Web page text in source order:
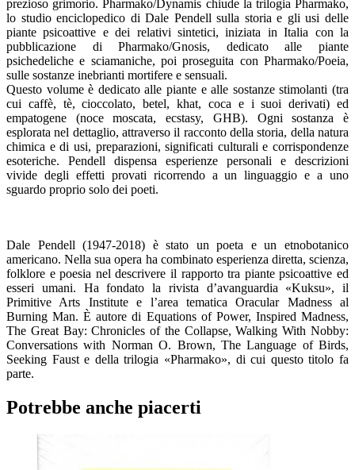
prezioso grimorio. Pharmako/Dynamis chiude la trilogia Pharmako,
lo studio enciclopedico di Dale Pendell sulla storia e gli usi delle
piante psicoattive e dei relativi sintetici, iniziata in Italia con la
pubblicazione di Pharmako/Gnosis, dedicato alle piante
psichedeliche e sciamaniche, poi proseguita con Pharmako/Poeia,
sulle sostanze inebrianti mortifere e sensuali.
Questo volume è dedicato alle piante e alle sostanze stimolanti (tra
cui caffè, tè, cioccolato, betel, khat, coca e i suoi derivati) ed
empatogene (noce moscata, ecstasy, GHB). Ogni sostanza è
esplorata nel dettaglio, attraverso il racconto della storia, della natura
chimica e di usi, preparazioni, significati culturali e corrispondenze
esoteriche. Pendell dispensa esperienze personali e descrizioni
vivide degli effetti provati ricorrendo a un linguaggio e a uno
sguardo proprio solo dei poeti.
Dale Pendell (1947-2018) è stato un poeta e un etnobotanico
americano. Nella sua opera ha combinato esperienza diretta, scienza,
folklore e poesia nel descrivere il rapporto tra piante psicoattive ed
esseri umani. Ha fondato la rivista d’avanguardia «Kuksu», il
Primitive Arts Institute e l’area tematica Oracular Madness al
Burning Man. È autore di Equations of Power, Inspired Madness,
The Great Bay: Chronicles of the Collapse, Walking With Nobby:
Conversations with Norman O. Brown, The Language of Birds,
Seeking Faust e della trilogia «Pharmako», di cui questo titolo fa
parte.
Potrebbe anche piacerti